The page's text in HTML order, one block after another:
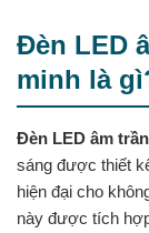
Đèn LED
minh là
Đèn LED âm
sáng được thiết
hiện đại cho
này được tích